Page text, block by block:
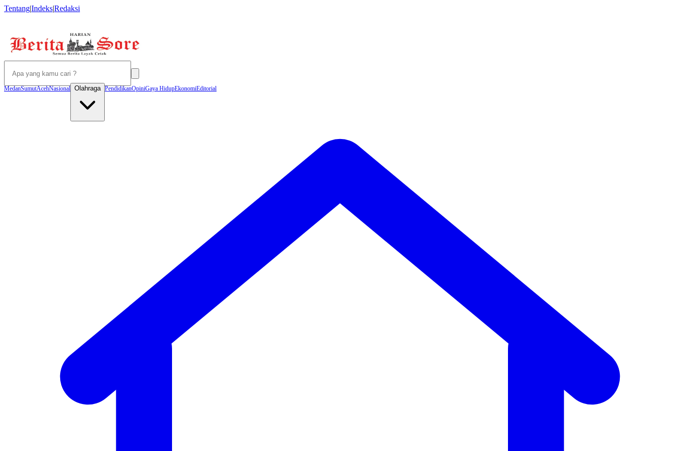
Tentang|Indeks|Redaksi
MedanSumutAcehNasional Olahraga PendidikanOpiniGaya HidupEkonomiEditorial